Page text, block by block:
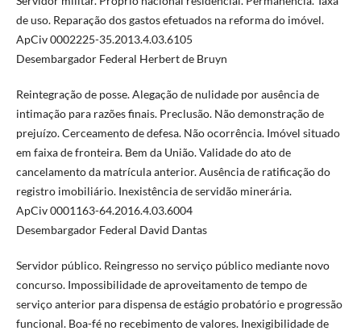
de uso. Reparação dos gastos efetuados na reforma do imóvel.
ApCiv 0002225-35.2013.4.03.6105
Desembargador Federal Herbert de Bruyn
Reintegração de posse. Alegação de nulidade por ausência de
intimação para razões finais. Preclusão. Não demonstração de
prejuízo. Cerceamento de defesa. Não ocorrência. Imóvel situado
em faixa de fronteira. Bem da União. Validade do ato de
cancelamento da matrícula anterior. Ausência de ratificação do
registro imobiliário. Inexistência de servidão minerária.
ApCiv 0001163-64.2016.4.03.6004
Desembargador Federal David Dantas
Servidor público. Reingresso no serviço público mediante novo
concurso. Impossibilidade de aproveitamento de tempo de
serviço anterior para dispensa de estágio probatório e progressão
funcional. Boa-fé no recebimento de valores. Inexigibilidade de